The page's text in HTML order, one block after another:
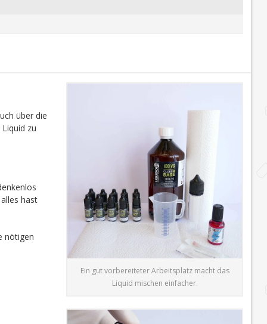
über die
zu
hast
nötigen
Ein gut vorbereiteter Arbeitsplatz macht das
Liquid mischen einfacher.